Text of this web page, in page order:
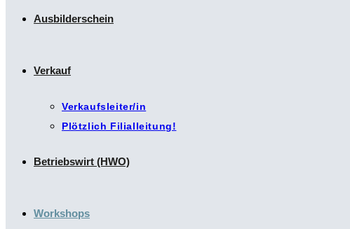
Ausbilderschein
Verkauf
Verkaufsleiter/in
Plötzlich Filialleitung!
Betriebswirt (HWO)
Workshops